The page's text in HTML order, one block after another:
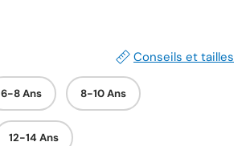
Conseils et tailles
6-8 Ans 8-10 Ans
12-14 Ans